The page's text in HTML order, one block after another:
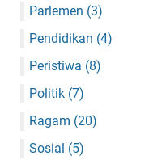
Parlemen (3)
Pendidikan (4)
Peristiwa (8)
Politik (7)
Ragam (20)
Sosial (5)